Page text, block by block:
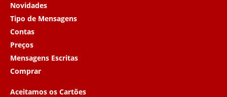
Novidades
Tipo de Mensagens
Contas
Preços
Mensagens Escritas
Comprar
Aceitamos os Cartões